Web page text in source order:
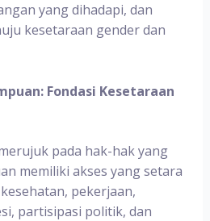
yang dihadapi, dan
kesetaraan gender dan
Fondasi Kesetaraan
pada hak-hak yang
memiliki akses yang setara
pekerjaan,
partisipasi politik, dan